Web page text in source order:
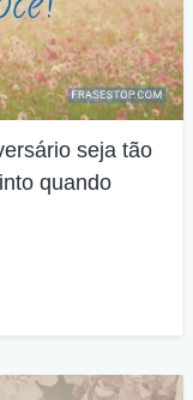
seja tão
quando